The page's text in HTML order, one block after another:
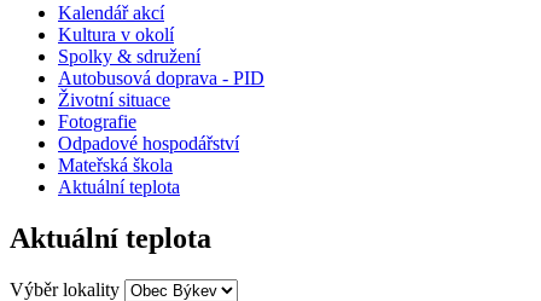
Kalendář akcí
Kultura v okolí
Spolky & sdružení
Autobusová doprava - PID
Životní situace
Fotografie
Odpadové hospodářství
Mateřská škola
Aktuální teplota
Aktuální teplota
Výběr lokality